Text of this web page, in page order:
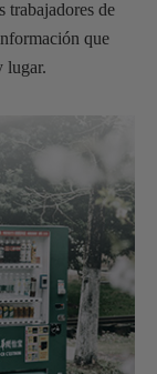
trabajadores de
que
lugar.